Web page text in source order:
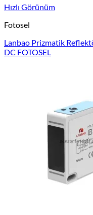
Hızlı Görünüm
Fotosel
Lanbao Prizmatik
DC FOTOSEL